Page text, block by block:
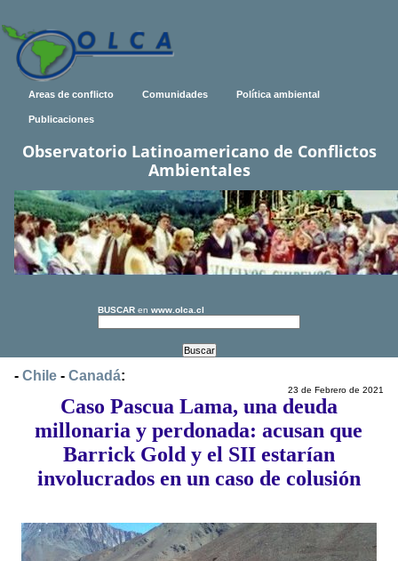
Areas de conflicto Comunidades Política ambiental
Publicaciones
Observatorio Latinoamericano de Conflictos
Ambientales
BUSCAR en www.olca.cl
- Chile - Canadá:
23 de Febrero de 2021
Caso Pascua Lama, una deuda
millonaria y perdonada: acusan que
Barrick Gold y el SII estarían
involucrados en un caso de colusión